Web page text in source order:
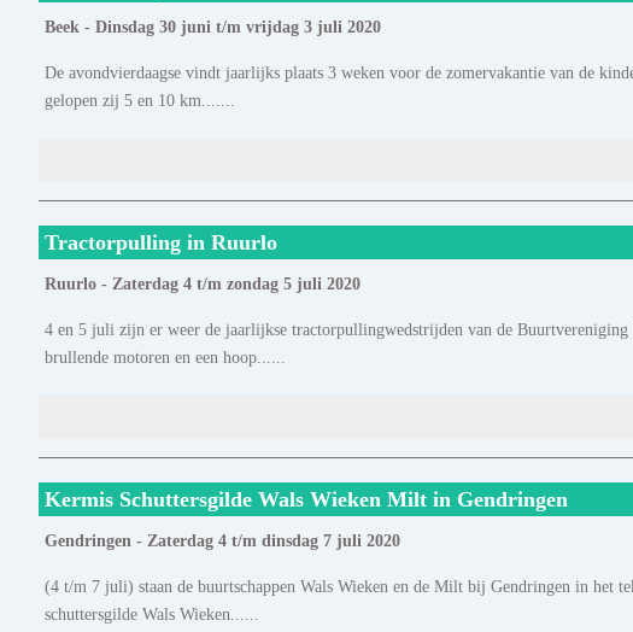
Beek - Dinsdag 30 juni t/m vrijdag 3 juli 2020
De avondvierdaagse vindt jaarlijks plaats 3 weken voor de zomervakantie van de
gelopen zij 5 en 10 km.......
Tractorpulling in Ruurlo
Ruurlo - Zaterdag 4 t/m zondag 5 juli 2020
4 en 5 juli zijn er weer de jaarlijkse tractorpullingwedstrijden van de
brullende motoren en een hoop......
Kermis Schuttersgilde Wals Wieken Milt in Gendringen
Gendringen - Zaterdag 4 t/m dinsdag 7 juli 2020
(4 t/m 7 juli) staan de buurtschappen Wals Wieken en de Milt bij Gendringen in het
schuttersgilde Wals Wieken......